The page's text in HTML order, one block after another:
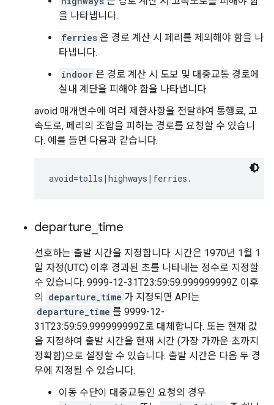
을 나타냅니다.
ferries 은 경로 계산 시 페리를 제외해야 함을 나
타냅니다.
indoor 은 경로 계산 시 도보 및 대중교통 경로에
실내 계단을 피해야 함을 나타냅니다.
avoid 매개변수에 여러 제한사항을 전달하여 통행료, 고
속도로, 페리의 조합을 피하는 경로를 요청할 수 있습니
다. 예를 들면 다음과 같습니다.
departure time
선호하는 출발 시간을 지정합니다. 시간은 1970년 1월 1
일 자정(UTC) 이후 경과된 초를 나타내는 정수로 지정할
수 있습니다. 9999-12-31T23:59:59.999999999Z 이후
의
departure_time 가 지정되면 API는
departure_time 를 9999-12-
31T23:59:59.999999999Z로 대체합니다. 또는 현재 값
을 지정하여 출발 시간을 현재 시간 (가장 가까운 초까지
정확함)으로 설정할 수 있습니다. 출발 시간은 다음 두 경
우에 지정될 수 있습니다.
이동 수단이 대중교통인 요청의 경우